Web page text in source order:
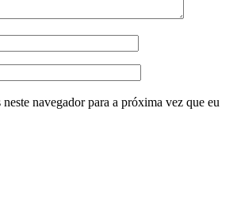
neste navegador para a próxima vez que eu